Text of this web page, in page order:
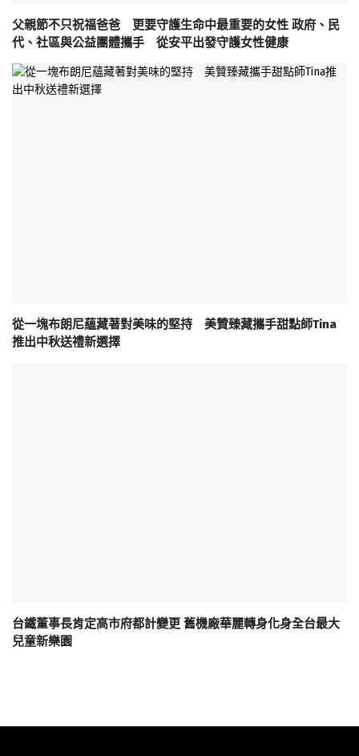
父親節不只祝福爸爸 更要守護生命中最重要的女性 政府、民
代、社區與公益團體攜手 從安平出發守護女性健康
從一塊布朗尼蘊藏著對美味的堅持 美贊臻藏攜手甜點師Tina
推出中秋送禮新選擇
台鐵董事長肯定高市府都計變更 舊機廠華麗轉身化身全台最大
兒童新樂園